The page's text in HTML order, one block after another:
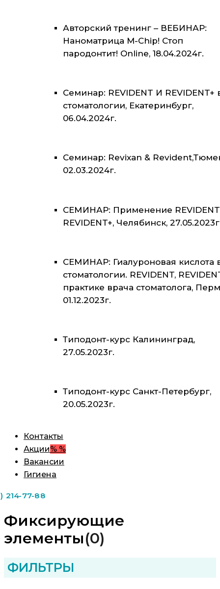
Авторский тренинг – ВЕБИНАР:
Наноматрица M-Chip! Стоп
пародонтит! Online, 18.04.2024г.
Семинар: REVIDENT И REVIDENT+
стоматологии, Екатеринбург,
06.04.2024г.
Семинар: Revixan &
02.03.2024г.
СЕМИНАР: Применение
REVIDENT+, Челябинск,
СЕМИНАР: Гиалуроновая кислота
стоматологии. REVIDENT,
практике врача стоматолога,
01.12.2023г.
Типодонт-курс Калининград,
27.05.2023г.
Типодонт-курс Санкт-Петербург,
20.05.2023г.
Контакты
Акции% %
Вакансии
Гигиена
214-77-88
Фиксирующие
элементы(0)
ФИЛЬТРЫ